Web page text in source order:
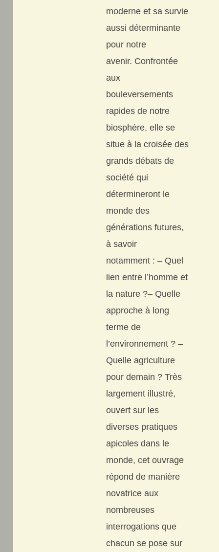
moderne et sa survie
aussi déterminante
pour notre
avenir. Confrontée
aux
bouleversements
rapides de notre
biosphère, elle se
situe à la croisée des
grands débats de
société qui
détermineront le
monde des
générations futures,
à savoir
notamment : – Quel
lien entre l’homme et
la nature ?– Quelle
approche à long
terme de
l’environnement ? –
Quelle agriculture
pour demain ? Très
largement illustré,
ouvert sur les
diverses pratiques
apicoles dans le
monde, cet ouvrage
répond de manière
novatrice aux
nombreuses
interrogations que
chacun se pose sur